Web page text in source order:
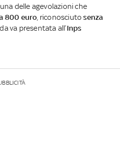
delle agevolazioni che
800 euro , riconosciutosenza
va presentata all’Inps